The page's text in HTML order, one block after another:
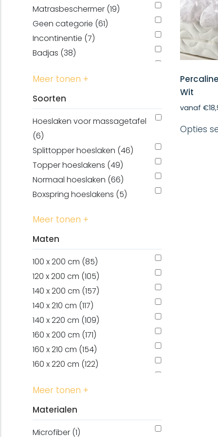
Wit
vanaf €
Opties
Matrasbeschermer (19)
Geen categorie (61)
Incontinentie (7)
Badjas (38)
Washand (11)
Douchelaken (2)
Dekbedovertrek (12)
Badhandoek (4)
laken (1)
Meer tonen +
Soorten
Hoeslaken voor massagetafel
(6)
Splittopper hoeslaken (46)
Topper hoeslakens (49)
Normaal hoeslaken (66)
Boxspring hoeslakens (5)
Meer tonen +
Maten
100 x 200 cm (85)
120 x 200 cm (105)
140 x 200 cm (157)
140 x 210 cm (117)
140 x 220 cm (109)
160 x 200 cm (171)
160 x 210 cm (154)
160 x 220 cm (122)
180 x 210 cm (167)
180 x 220 cm (141)
Meer tonen +
Materialen
Microfiber (1)